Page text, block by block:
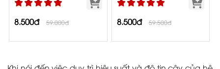
8.500đ 59.000đ 8.500đ 59.500đ